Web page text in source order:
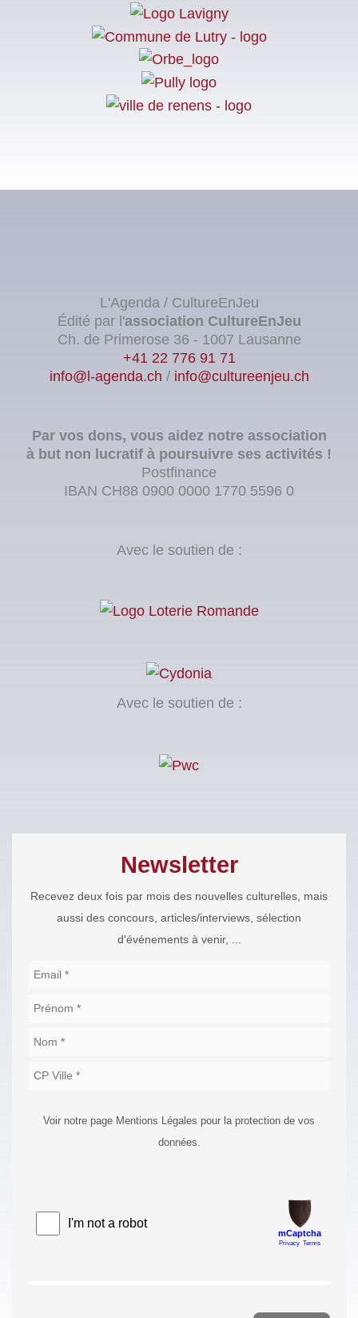
L'Agenda / CultureEnJeu
Édité par l'association CultureEnJeu
Ch. de Primerose 36 - 1007 Lausanne
+41 22 776 91 71
info@l-agenda.ch / info@cultureenjeu.ch
Par vos dons, vous aidez notre association
à but non lucratif à poursuivre ses activités !
Postfinance
IBAN CH88 0900 0000 1770 5596 0
Avec le soutien de :
Avec le soutien de :
Newsletter
Recevez deux fois par mois des nouvelles culturelles, mais
aussi des concours, articles/interviews, sélection
d'événements à venir, ...
Voir notre page Mentions Légales pour la protection de vos
données.